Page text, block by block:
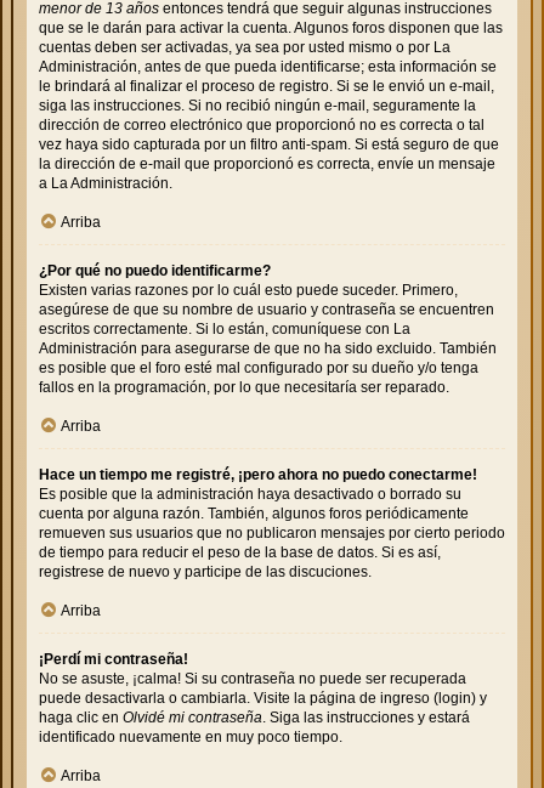
menor de 13 años entonces tendrá que seguir algunas instrucciones
que se le darán para activar la cuenta. Algunos foros disponen que las
cuentas deben ser activadas, ya sea por usted mismo o por La
Administración, antes de que pueda identificarse; esta información se
le brindará al finalizar el proceso de registro. Si se le envió un e-mail,
siga las instrucciones. Si no recibió ningún e-mail, seguramente la
dirección de correo electrónico que proporcionó no es correcta o tal
vez haya sido capturada por un filtro anti-spam. Si está seguro de que
la dirección de e-mail que proporcionó es correcta, envíe un mensaje
a La Administración.
Arriba
¿Por qué no puedo identificarme?
Existen varias razones por lo cuál esto puede suceder. Primero,
asegúrese de que su nombre de usuario y contraseña se encuentren
escritos correctamente. Si lo están, comuníquese con La
Administración para asegurarse de que no ha sido excluido. También
es posible que el foro esté mal configurado por su dueño y/o tenga
fallos en la programación, por lo que necesitaría ser reparado.
Arriba
Hace un tiempo me registré, ¡pero ahora no puedo conectarme!
Es posible que la administración haya desactivado o borrado su
cuenta por alguna razón. También, algunos foros periódicamente
remueven sus usuarios que no publicaron mensajes por cierto periodo
de tiempo para reducir el peso de la base de datos. Si es así,
registrese de nuevo y participe de las discuciones.
Arriba
¡Perdí mi contraseña!
No se asuste, ¡calma! Si su contraseña no puede ser recuperada
puede desactivarla o cambiarla. Visite la página de ingreso (login) y
haga clic en Olvidé mi contraseña . Siga las instrucciones y estará
identificado nuevamente en muy poco tiempo.
Arriba